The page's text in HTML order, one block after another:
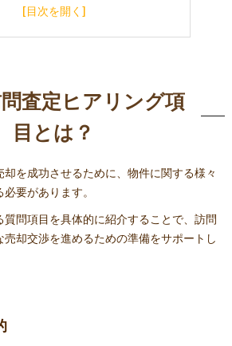
査定ヒアリング項目
履歴
査定ヒアリング項
目とは？
を成功させるために、物件に関する様々
要があります。
質問項目を具体的に紹介することで、訪問
却交渉を進めるための準備をサポートし